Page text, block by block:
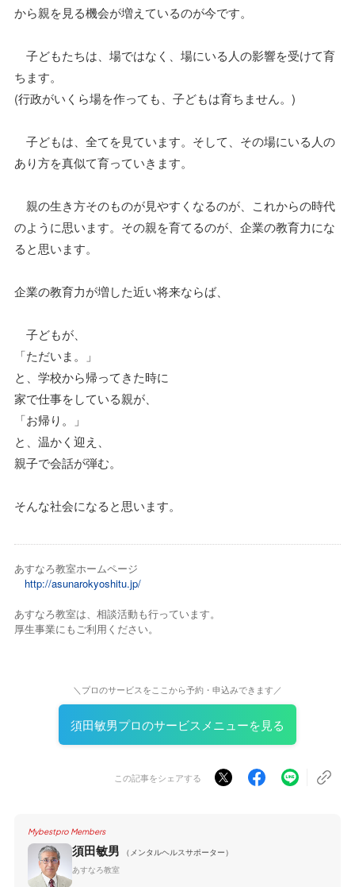
から親を見る機会が増えているのが今です。
子どもたちは、場ではなく、場にいる人の影響を受けて育
ちます。
(行政がいくら場を作っても、子どもは育ちません。)
子どもは、全てを見ています。そして、その場にいる人の
あり方を真似て育っていきます。
親の生き方そのものが見やすくなるのが、これからの時代
のように思います。その親を育てるのが、企業の教育力にな
ると思います。
企業の教育力が増した近い将来ならば、
子どもが、
「ただいま。」
と、学校から帰ってきた時に
家で仕事をしている親が、
「お帰り。」
と、温かく迎え、
親子で会話が弾む。
そんな社会になると思います。
あすなろ教室ホームページ
http://asunarokyoshitu.jp/
あすなろ教室は、相談活動も行っています。
厚生事業にもご利用ください。
＼プロのサービスをここから予約・申込みできます／
須田敏男プロのサービスメニューを見る
この記事をシェアする
Mybestpro Members
須田敏男
（メンタルヘルスサポーター）
あすなろ教室